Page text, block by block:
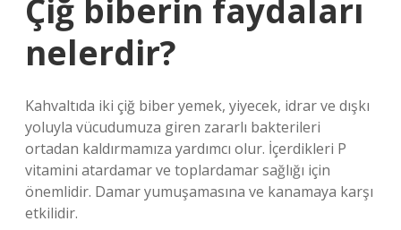
Çiğ biberin faydaları
nelerdir?
Kahvaltıda iki çiğ biber yemek, yiyecek, idrar ve dışkı
yoluyla vücudumuza giren zararlı bakterileri
ortadan kaldırmamıza yardımcı olur. İçerdikleri P
vitamini atardamar ve toplardamar sağlığı için
önemlidir. Damar yumuşamasına ve kanamaya karşı
etkilidir.